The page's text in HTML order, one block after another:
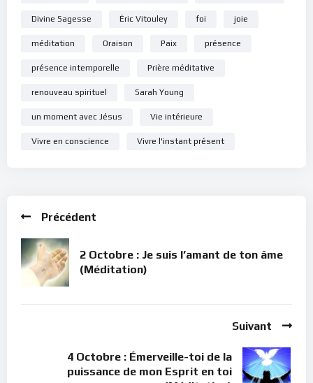
Divine Sagesse Éric Vitouley foi joie
méditation Oraison Paix présence
présence intemporelle Prière méditative
renouveau spirituel Sarah Young
un moment avec Jésus Vie intérieure
Vivre en conscience Vivre l'instant présent
Précédent
2 Octobre : Je suis l’amant de ton âme
(Méditation)
Suivant
4 Octobre : Émerveille-toi de la
puissance de mon Esprit en toi